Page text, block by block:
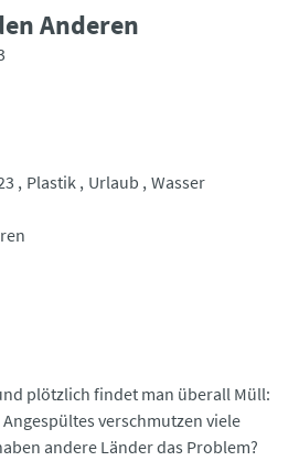
Anderen
Plastik Urlaub Wasser
plötzlich findet man überall Müll:
verschmutzen viele
andere Länder das Problem?